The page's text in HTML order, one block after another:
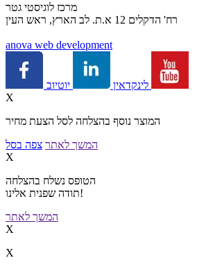
מרכז לוגיסטי גטר
רח' הדקלים 12 א.ת. לב הארץ, ראש העין
anova web development
לינקדאין
X
המוצר נוסף בהצלחה לסל הצעת מחיר
המשך לאתר צפה בסל
X
הטופס נשלח בהצלחה
תודה שפנית אלינו!
המשך לאתר
X
X